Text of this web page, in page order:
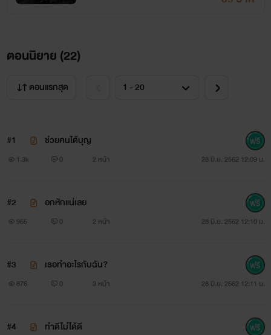
หยุดเชียร์ จอร์จกับมาร์คเองก็วางเข่งทุเรียนลงแล้วร้องเชียร์ตาม
คนงาน ทั้ง ๆ ที่ไม่รู้เรื่องว่าเขาพูดอะไรกัน แต่ยกมือส่งเสียงร้อง
“ไม่รักกันจะแต่งงานกันได้ยังไง ถ้าเพียงเพราะจะรับผิดชอบ ไม่
ต้องหรอก” เธอดึงชักมือเล็กของตนออกจากมือใหญ่ แต่ก็ถูกคว้า
“รักสิ ไม่รักจะขอแต่งงานทำไม แต่งงานกันนะ เตี้ยน้อย”
เขินอาย แก้มนวลทั้งสองข้างซับสีแดงระเรื่อขึ้นมาอย่างเห็นได้ชัด
“งั้นถามนะ รักพี่บ้างไหม เวลาแค่สั้น ๆ ที่เรารู้จักกันไม่ถึงเดือน
ตอนนิยาย (22)
ตอนแรกสุด
#1 ช่วยคนได้บุญ
1.3k 0 2 หน้า 28 มิ.ย. 2562 12:09 น.
#2 อกหักแน่เลย
965 0 2 หน้า 28 มิ.ย. 2562 12:10 น.
#3 เธอทำอะไรกับฉัน?
876 0 3 หน้า 28 มิ.ย. 2562 12:11 น.
#4 ทำดีไม่ได้ดี